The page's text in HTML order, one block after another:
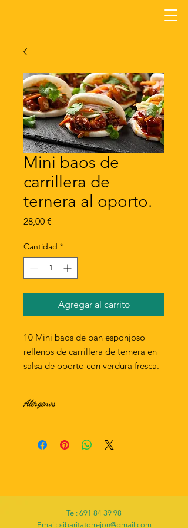
Mini baos de
carrillera de
ternera al oporto.
28,00 €
Cantidad *
Agregar al carrito
10 Mini baos de pan esponjoso
rellenos de carrillera de ternera en
salsa de oporto con verdura fresca.
Alérgenos
Tel: 691 84 39 98
Email: sibaritatorrejon@gmail.com